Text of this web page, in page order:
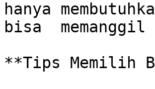
hanya
bisa
**Tips Memilih